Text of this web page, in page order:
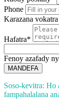
Phone
Karazana vokatra
Hafatra*
Fenoy azafady
MANDEFA
Soso-kevitra: Ho
fampahalalana